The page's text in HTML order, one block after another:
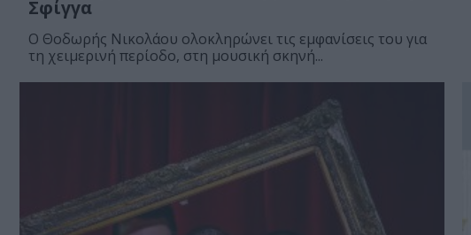
Σφίγγα
Ο Θοδωρής Νικολάου ολοκληρώνει τις εμφανίσεις του για
τη χειμερινή περίοδο, στη μουσική σκηνή...